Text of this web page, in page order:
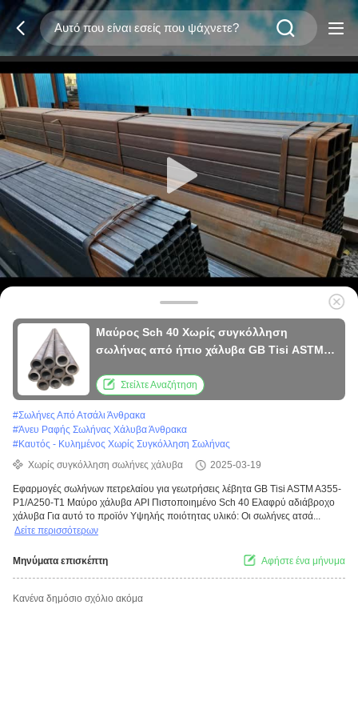
Μαύρος Sch 40 Χωρίς συγκόλληση
σωλήνας από ήπιο χάλυβα GB Tisi ASTM
Στείλτε Αναζήτηση
#Σωλήνες Από Ατσάλι Άνθρακα
#Άνευ Ραφής Σωλήνας Χάλυβα Άνθρακα
#Καυτός - Κυλημένος Χωρίς Συγκόλληση Σωλήνας
Χωρίς συγκόλληση σωλήνες χάλυβα
2025-03-19
Εφαρμογές σωλήνων πετρελαίου για γεωτρήσεις λέβητα GB Tisi ASTM A355-
P1/A250-T1 Μαύρο χάλυβα API Πιστοποιημένο Sch 40 Ελαφρύ αδιάβροχο
χάλυβα Για αυτό το προϊόν Υψηλής ποιότητας υλικό: Οι σωλήνες ατσά...
Δείτε περισσότερων
Μηνύματα επισκέπτη Αφήστε ένα μήνυμα
Κανένα δημόσιο σχόλιο ακόμα